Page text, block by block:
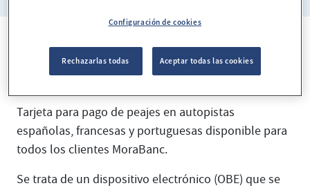
Autopistas españolas, francesas i
portuguesas
Tarjeta para pago de peajes en autopistas
españolas, francesas y portuguesas disponible para
todos los clientes MoraBanc.
Se trata de un dispositivo electrónico (OBE) que se
Configuración de cookies
Rechazarlas todas Aceptar todas las cookies